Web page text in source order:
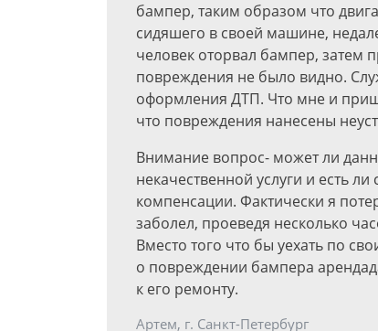
бампер, таким образом что
сидяшего в своей машине,
человек оторвал бампер, затем
повреждения не было видно.
оформления ДТП. Что мне и
что повреждения нанесены
Внимание вопрос- может ли
некачественной услуги и есть
компенсации. Фактически я
заболел, проеведя несколько
Вместо того что бы уехать по
о повреждении бампера
к его ремонту.
Артем, г. Санкт-Петербург